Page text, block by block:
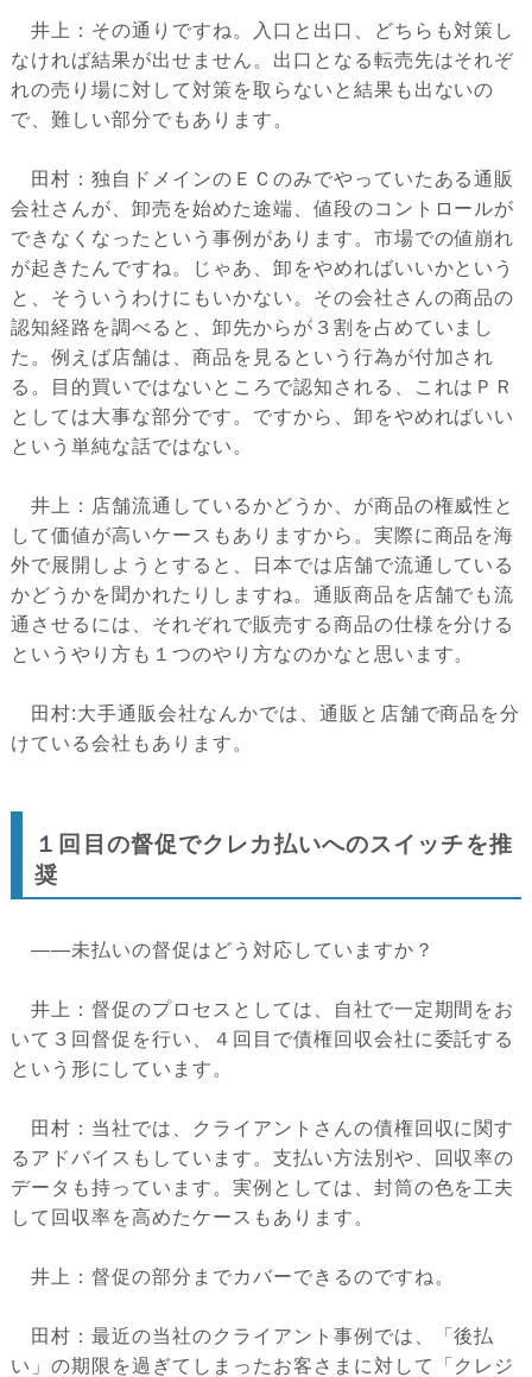
井上：その通りですね。入口と出口、どちらも対策し
なければ結果が出せません。出口となる転売先はそれぞ
れの売り場に対して対策を取らないと結果も出ないの
で、難しい部分でもあります。
田村：独自ドメインのＥＣのみでやっていたある通販
会社さんが、卸売を始めた途端、値段のコントロールが
できなくなったという事例があります。市場での値崩れ
が起きたんですね。じゃあ、卸をやめればいいかという
と、そういうわけにもいかない。その会社さんの商品の
認知経路を調べると、卸先からが３割を占めていまし
た。例えば店舗は、商品を見るという行為が付加され
る。目的買いではないところで認知される、これはＰＲ
としては大事な部分です。ですから、卸をやめればいい
という単純な話ではない。
井上：店舗流通しているかどうか、が商品の権威性と
して価値が高いケースもありますから。実際に商品を海
外で展開しようとすると、日本では店舗で流通している
かどうかを聞かれたりしますね。通販商品を店舗でも流
通させるには、それぞれで販売する商品の仕様を分ける
というやり方も１つのやり方なのかなと思います。
田村:大手通販会社なんかでは、通販と店舗で商品を分
けている会社もあります。
１回目の督促でクレカ払いへのスイッチを推
奨
――未払いの督促はどう対応していますか？
井上：督促のプロセスとしては、自社で一定期間をお
いて３回督促を行い、４回目で債権回収会社に委託する
という形にしています。
田村：当社では、クライアントさんの債権回収に関す
るアドバイスもしています。支払い方法別や、回収率の
データも持っています。実例としては、封筒の色を工夫
して回収率を高めたケースもあります。
井上：督促の部分までカバーできるのですね。
田村：最近の当社のクライアント事例では、「後払
い」の期限を過ぎてしまったお客さまに対して「クレジ